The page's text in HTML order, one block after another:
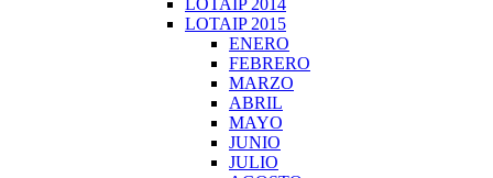
LOTAIP 2014
LOTAIP 2015
ENERO
FEBRERO
MARZO
ABRIL
MAYO
JUNIO
JULIO